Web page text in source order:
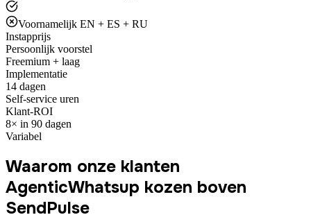
Voornamelijk EN + ES + RU
Instapprijs
Persoonlijk voorstel
Freemium + laag
Implementatie
14 dagen
Self-service uren
Klant-ROI
8× in 90 dagen
Variabel
Waarom onze klanten
AgenticWhatsup kozen boven
SendPulse